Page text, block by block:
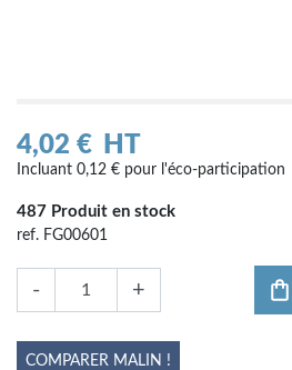
4,02 € HT
Incluant 0,12 € pour l'éco-participation
487 Produit en stock
ref. FG00601
- +
COMPARER MALIN !